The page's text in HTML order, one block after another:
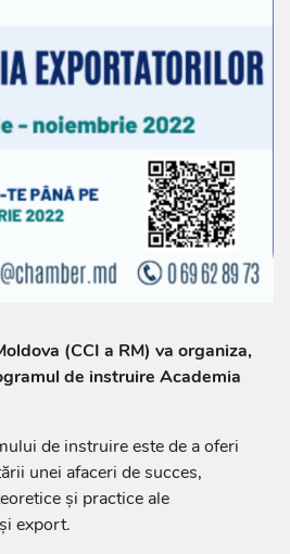
(CCI a RM) va organiza,
de instruire Academia
de instruire este de a oferi
unei afaceri de succes,
și practice ale
export.